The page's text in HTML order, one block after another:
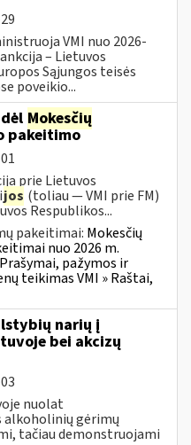
VMI nuo 2026-
– Lietuvos
Sąjungos teisės
poveikio...
Mokesčių
pakeitimo
prie Lietuvos
jos (toliau — VMI prie FM)
Respublikos...
pakeitimai: Mokesčių
nuo 2026 m.
Prašymai, pažymos ir
teikimas VMI » Raštai,
narių į
bei akcizų
nuolat
gėrimų
tačiau demonstruojami